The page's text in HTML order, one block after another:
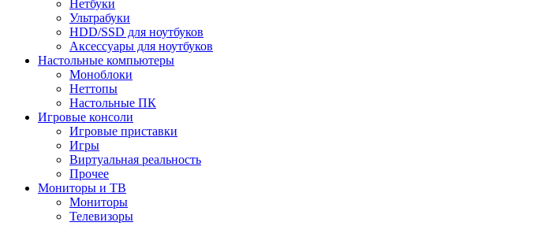
Нетбуки
Ультрабуки
HDD/SSD для ноутбуков
Аксессуары для ноутбуков
Настольные компьютеры
Моноблоки
Неттопы
Настольные ПК
Игровые консоли
Игровые приставки
Игры
Виртуальная реальность
Прочее
Мониторы и ТВ
Мониторы
Телевизоры